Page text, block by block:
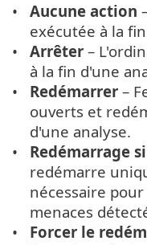
Aucune action
exécutée à la
Arrêter –
à la fin d'une
Redémarrer –
ouverts et
d'une analyse.
Redémarrage
redémarre
nécessaire
menaces
Forcer le